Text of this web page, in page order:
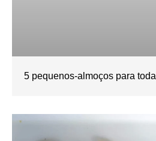
5 pequenos-almoços para